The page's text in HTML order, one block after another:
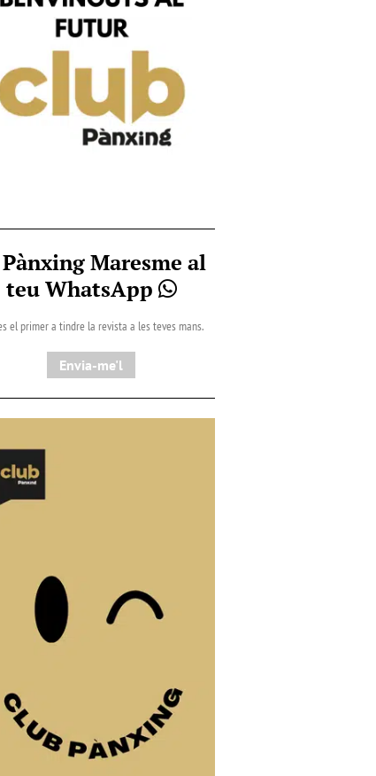
Maresme al
teu WhatsApp
el primer a tindre la revista a les teves mans.
Envia-me'l